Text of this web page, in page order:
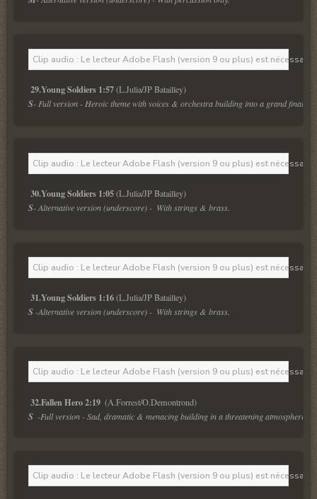
Clip audio : Le lecteur Adobe Flash (version 9 ou plus) est
29.Young Soldiers 1:57 (L.Julia/JP Batailley)
S- Full version - Heroic theme with voices & orchestra building into a grand finale.
Clip audio : Le lecteur Adobe Flash (version 9 ou plus) est
30.Young Soldiers 1:05 (L.Julia/JP Batailley)
S- Alternative version (underscore) -  With strings & brass.
Clip audio : Le lecteur Adobe Flash (version 9 ou plus) est
31.Young Soldiers 1:16 (L.Julia/JP Batailley)
S -Alternative version (underscore) -  With strings & brass.
Clip audio : Le lecteur Adobe Flash (version 9 ou plus) est
32.Fallen Hero 2:19 (A.Forrest/O.Demontrond)
S -Full version - Sad, dramatic & menacing building in a threatening atmosphere.
Clip audio : Le lecteur Adobe Flash (version 9 ou plus) est